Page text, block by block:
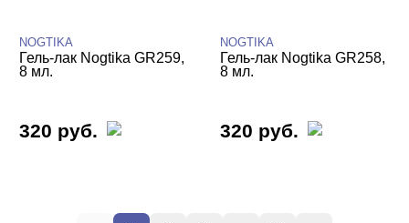
NOGTIKA
Гель-лак Nogtika GR259,
8 мл.
320 руб.
NOGTIKA
Гель-лак Nogtika GR258,
8 мл.
320 руб.